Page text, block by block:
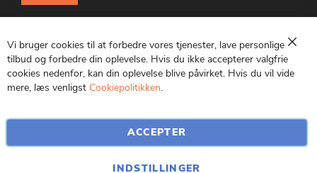
CVR: 25847369
Luk
Vi bruger cookies til at forbedre vores tjenester, lave personlige
tilbud og forbedre din oplevelse. Hvis du ikke accepterer valgfrie
cookies nedenfor, kan din oplevelse blive påvirket. Hvis du vil vide
mere, læs venligst Cookiepolitikken.
ACCEPTER
INDSTILLINGER